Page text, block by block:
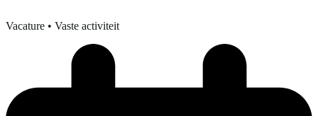
Vacature • Vaste activiteit